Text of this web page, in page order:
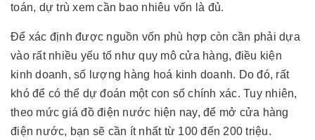
toán, dự trù xem cần bao nhiêu vốn là đủ.
Để xác định được nguồn vốn phù hợp còn cần phải dựa
vào rất nhiều yếu tố như quy mô cửa hàng, điều kiện
kinh doanh, số lượng hàng hoá kinh doanh. Do đó, rất
khó để có thể dự đoán một con số chính xác. Tuy nhiên,
theo mức giá đồ điện nước hiện nay, để mở cửa hàng
điện nước, bạn sẽ cần ít nhất từ 100 đến 200 triệu.